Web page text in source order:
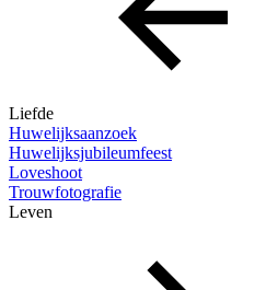
Liefde
Huwelijksaanzoek
Huwelijksjubileumfeest
Loveshoot
Trouwfotografie
Leven